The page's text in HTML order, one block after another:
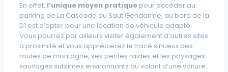
En effet, l’unique moyen pratiquepour accéder au
parking de La Cascade du Saut Gendarme, au bord de la
D1 est d’opter pour une location de véhicule adapté.
Vous pourrez par ailleurs visiter également d’autres sites
à proximité et vous apprécierez le tracé sinueux des
routes de montagne, ses pentes raides et les paysages
sauvages sublimes environnants au volant d’une voiture.